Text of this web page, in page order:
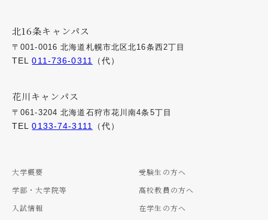
北16条キャンパス
〒001-0016 北海道札幌市北区北16条西2丁目
TEL011-736-0311 （代）
花川キャンパス
〒061-3204 北海道石狩市花川南4条5丁目
TEL0133-74-3111 （代）
大学概要
学部・大学院等
入試情報
受験生の方へ
高校教員の方へ
在学生の方へ